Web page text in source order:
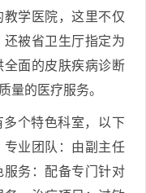
学医院，这里不仅
被省卫生厅指定为
面的皮肤疾病诊断
量的医疗服务。
个特色科室，以下
业团队：由副主任
服务：配备专门针对